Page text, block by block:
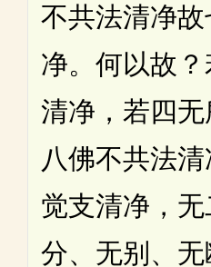
不共法清净
净。何以故
清净，若四
八佛不共法
觉支清净，
分、无别、无